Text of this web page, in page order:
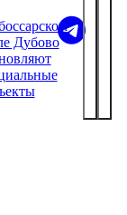
Дубово